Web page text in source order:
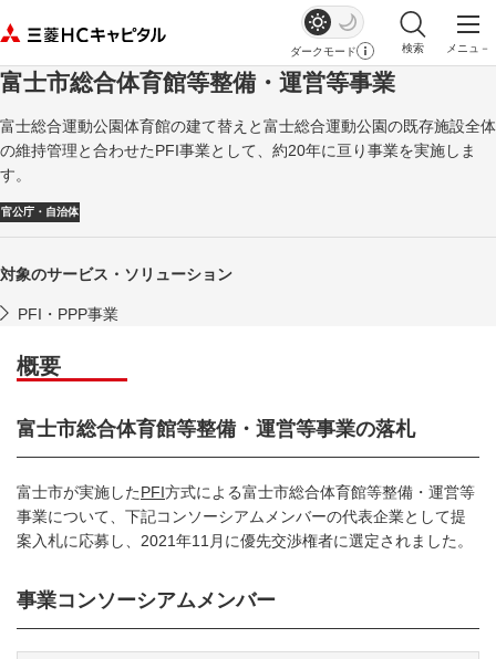
ダークモード
検索
メニュ－
富士市総合体育館等整備・運営等事業
富士総合運動公園体育館の建て替えと富士総合運動公園の既存施設全体
の維持管理と合わせたPFI事業として、約20年に亘り事業を実施しま
す。
官公庁・自治体
対象のサービス・ソリューション
PFI・PPP事業
概要
富士市総合体育館等整備・運営等事業の落札
富士市が実施したPFI方式による富士市総合体育館等整備・運営等
事業について、下記コンソーシアムメンバーの代表企業として提
案入札に応募し、2021年11月に優先交渉権者に選定されました。
事業コンソーシアムメンバー